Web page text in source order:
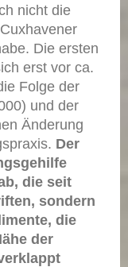
nicht die
Die ersten
erst vor ca.
Folge der
und der
Änderung
Der
die seit
sondern
die
der